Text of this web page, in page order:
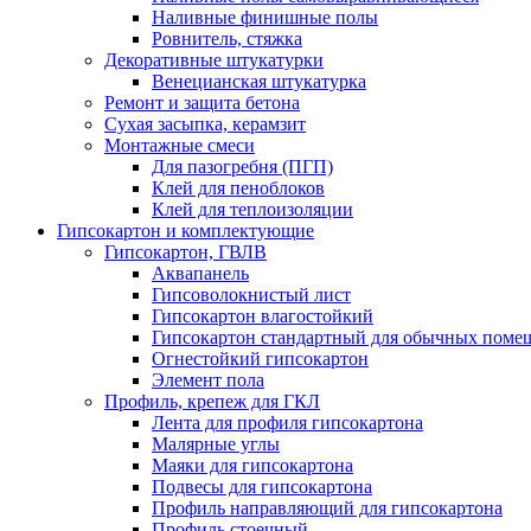
Наливные финишные полы
Ровнитель, стяжка
Декоративные штукатурки
Венецианская штукатурка
Ремонт и защита бетона
Сухая засыпка, керамзит
Монтажные смеси
Для пазогребня (ПГП)
Клей для пеноблоков
Клей для теплоизоляции
Гипсокартон и комплектующие
Гипсокартон, ГВЛВ
Аквапанель
Гипсоволокнистый лист
Гипсокартон влагостойкий
Гипсокартон стандартный для обычных
Огнестойкий гипсокартон
Элемент пола
Профиль, крепеж для ГКЛ
Лента для профиля гипсокартона
Малярные углы
Маяки для гипсокартона
Подвесы для гипсокартона
Профиль направляющий для гипсокартона